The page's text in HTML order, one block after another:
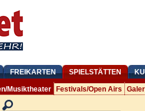
FREIKARTEN SPIELSTÄTTEN
Musiktheater Festivals/Open Airs